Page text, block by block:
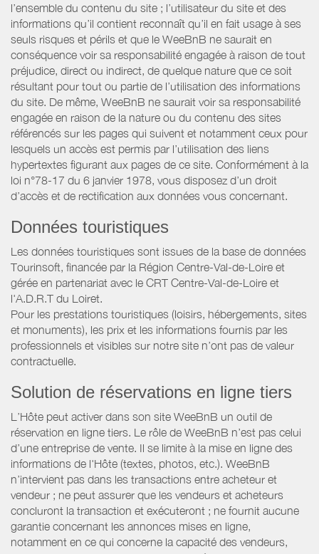
l’ensemble du contenu du site ; l’utilisateur du site et des
informations qu’il contient reconnaît qu’il en fait usage à ses
seuls risques et périls et que le WeeBnB ne saurait en
conséquence voir sa responsabilité engagée à raison de tout
préjudice, direct ou indirect, de quelque nature que ce soit
résultant pour tout ou partie de l’utilisation des informations
du site. De même, WeeBnB ne saurait voir sa responsabilité
engagée en raison de la nature ou du contenu des sites
référencés sur les pages qui suivent et notamment ceux pour
lesquels un accès est permis par l’utilisation des liens
hypertextes figurant aux pages de ce site. Conformément à la
loi n°78-17 du 6 janvier 1978, vous disposez d’un droit
d’accès et de rectification aux données vous concernant.
Données touristiques
Les données touristiques sont issues de la base de données
Tourinsoft, financée par la Région Centre-Val-de-Loire et
gérée en partenariat avec le CRT Centre-Val-de-Loire et
l'A.D.R.T du Loiret.
Pour les prestations touristiques (loisirs, hébergements, sites
et monuments), les prix et les informations fournis par les
professionnels et visibles sur notre site n’ont pas de valeur
contractuelle.
Solution de réservations en ligne tiers
L’Hôte peut activer dans son site WeeBnB un outil de
réservation en ligne tiers. Le rôle de WeeBnB n’est pas celui
d’une entreprise de vente. Il se limite à la mise en ligne des
informations de l'Hôte (textes, photos, etc.). WeeBnB
n’intervient pas dans les transactions entre acheteur et
vendeur ; ne peut assurer que les vendeurs et acheteurs
concluront la transaction et exécuteront ; ne fournit aucune
garantie concernant les annonces mises en ligne,
notamment en ce qui concerne la capacité des vendeurs,